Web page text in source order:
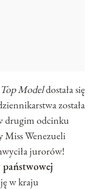
Top Modeldostała się
została
drugim odcinku
Miss Wenezueli
jurorów!
państwowej
w kraju